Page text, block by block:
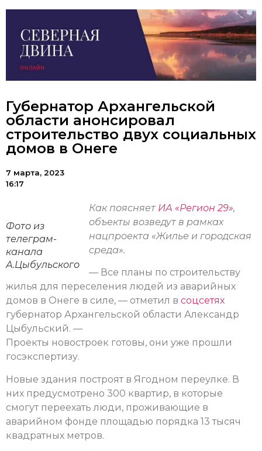
Губернатор Архангельской
области анонсировал
строительство двух социальных
домов в Онеге
7 марта, 2023
16:17
Фото из
телеграм-
канала
А.Цыбульского
Как поясняет ИА «Регион 29»,
объекты возведут в рамках
нацпроекта «Жилье и городская
среда».
— Все планы по строительству
жилья для переселения людей из аварийных
домов в Онеге в силе, — отметил в соцсетях
губернатор Архангельской области Александр
Цыбульский. —
Проекты новостроек готовы, они уже прошли
госэкспертизу.
Новые здания построят в Ягодном переулке. В
них предусмотрено 300 квартир, в которые
смогут переехать люди, проживающие в
аварийном фонде площадью порядка 13 тысяч
квадратных метров.